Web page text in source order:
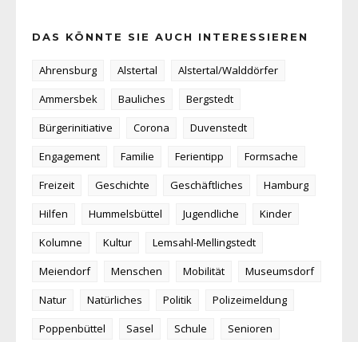
DAS KÖNNTE SIE AUCH INTERESSIEREN
Ahrensburg Alstertal
Alstertal/Walddörfer
Ammersbek
Bauliches
Bergstedt
Bürgerinitiative
Corona
Duvenstedt
Engagement
Familie Ferientipp
Formsache
Freizeit
Geschichte Geschäftliches
Hamburg
Hilfen
Hummelsbüttel Jugendliche
Kinder
Kolumne
Kultur
Lemsahl-Mellingstedt
Meiendorf
Menschen Mobilität
Museumsdorf
Natur
Natürliches Politik
Polizeimeldung
Poppenbüttel
Sasel Schule
Senioren